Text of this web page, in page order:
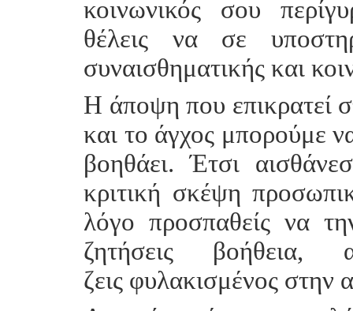
κοινωνικός σου
θέλεις να σε
συναισθηματικής και
Η άποψη που επικρατεί
και το άγχος μπορούμε
βοηθάει. Έτσι
κριτική σκέψη
λόγο προσπαθείς να
ζητήσεις
ζεις φυλακισμένος στην